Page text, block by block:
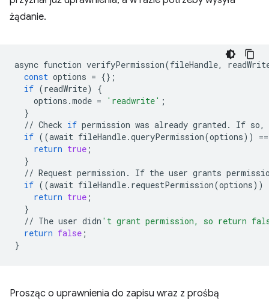
żądanie.
async function verifyPermission(fileHandle,
const options = {};
if (readWrite)
{
options .mode = 'readwrite' ;
}
// Check if permission was already granted . If so,
if ((await fileHandle.queryPermission(options))
return true ;
}
// Request permission . If the user grants
if ((await fileHandle. requestPermission(options))
return true ;
}
// The user didn 't grant permission, so return
return false ;
}
Prosząc o uprawnienia do zapisu wraz z prośbą